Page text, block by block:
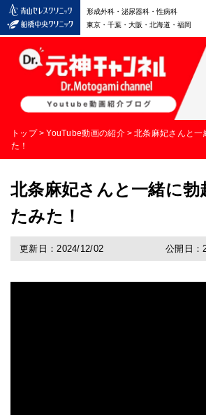
形成外科・泌尿器科・性病科
東京・千葉・大阪・北海道・福岡
トップ > YouTube動画の紹介 > 北条麻妃さんと一
た！
北条麻妃さんと一緒に勃
たみた！
更新日：2024/12/02 公開日：